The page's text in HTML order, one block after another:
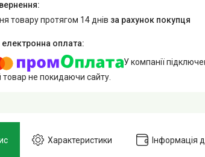
товару протягом 14 днів за рахунок покупця
У компанії
товар не покидаючи сайту.
Характеристики Інформація